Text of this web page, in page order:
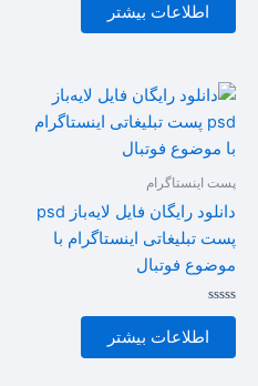
5
اطلاعات بیشتر
پست اینستاگرام
دانلود رایگان فایل لایه‌باز psd
پست تبلیغاتی اینستاگرام با
موضوع فوتبال
امتیاز
5
اطلاعات بیشتر